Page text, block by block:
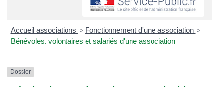
Accueil associations > Fonctionnement d'une association >
Bénévoles, volontaires et salariés d'une association
Dossier